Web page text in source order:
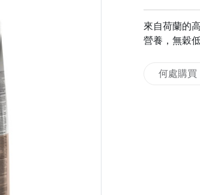
來自荷蘭的
營養，無穀
何處購買